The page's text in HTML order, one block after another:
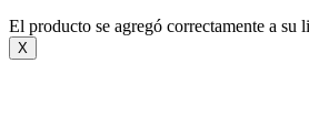
El producto se agregó correctamente a su
X